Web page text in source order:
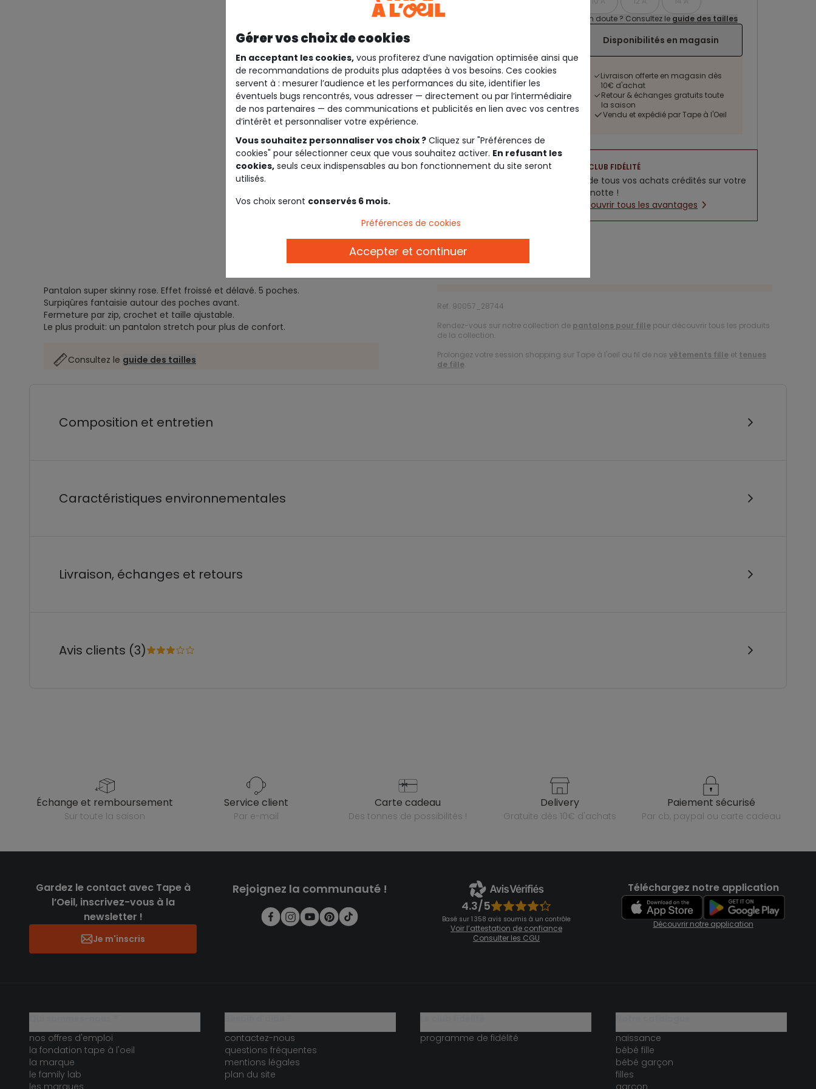
Un doute ? Consultez le guide des tailles
Disponibilités en magasin
Livraison offerte en magasin dès
10€ d'achat
Retour & échanges gratuits toute
la saison
Vendu et expédié par Tape à l'Oeil
CLUB FIDÉLITÉ
5% de tous vos achats crédités sur votre
cagnotte !
Découvrir tous les avantages
Description
Pantalon super skinny rose. Effet froissé et délavé. 5 poches.
Surpiqûres fantaisie autour des poches avant.
Fermeture par zip, crochet et taille ajustable.
Le plus produit: un pantalon stretch pour plus de confort.
Consultez le guide des tailles
Ref. 90057_28744
Rendez-vous sur notre collection de pantalons pour fille pour découvrir tous les produits
de la collection.
Prolongez votre session shopping sur Tape à l'oeil au fil de nos vêtements fille et tenues
de fille.
Composition et entretien
Caractéristiques environnementales
Livraison, échanges et retours
Avis clients (3)
échange et remboursement
sur toute la saison
service client
par e-mail
carte cadeau
des tonnes de possibilités !
delivery
gratuite dès 10€ d'achats
paiement sécurisé
par cb, paypal ou carte cadeau
Gardez le contact avec Tape à
l’Oeil, inscrivez-vous à la
newsletter !
Je m'inscris
Rejoignez la communauté !
4.3/5
Basé sur 1 358 avis soumis à un contrôle
Voir l’attestation de confiance
Consulter les CGU
Téléchargez notre application
Découvrir notre application
nos offres d'emploi
la fondation tape à l'oeil
la marque
le family lab
les marques
contactez-nous
questions fréquentes
mentions légales
plan du site
programme de fidélité
naissance
bébé fille
bébé garçon
filles
garçon
Gérer vos choix de cookies
En acceptant les cookies, vous profiterez d’une navigation optimisée ainsi que
de recommandations de produits plus adaptées à vos besoins. Ces cookies
servent à : mesurer l’audience et les performances du site, identifier les
éventuels bugs rencontrés, vous adresser — directement ou par l’intermédiaire
de nos partenaires — des communications et publicités en lien avec vos centres
d’intérêt et personnaliser votre expérience.
Vous souhaitez personnaliser vos choix ? Cliquez sur "Préférences de
cookies" pour sélectionner ceux que vous souhaitez activer. En refusant les
cookies, seuls ceux indispensables au bon fonctionnement du site seront
utilisés.
Vos choix seront conservés 6 mois.
Préférences de cookies
Accepter et continuer